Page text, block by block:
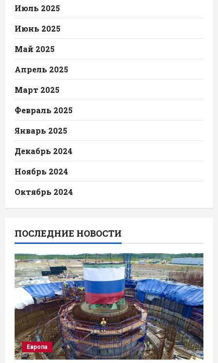
Июль 2025
Июнь 2025
Май 2025
Апрель 2025
Март 2025
Февраль 2025
Январь 2025
Декабрь 2024
Ноябрь 2024
Октябрь 2024
ПОСЛЕДНИЕ НОВОСТИ
Европа